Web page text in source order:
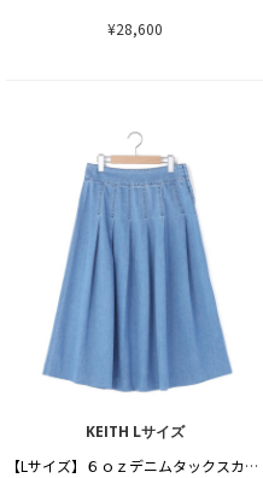
¥28,600
KEITH Lサイズ
【Lサイズ】６ｏｚデニムタックスカート